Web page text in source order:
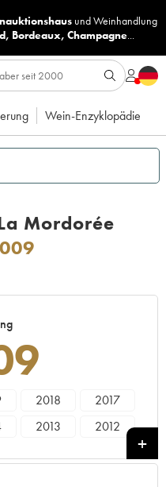
undWeinhandlung
, Bordeaux, Champagne...
Wein-Enzyklopädie
Mordorée
2018
2017
2013
2012